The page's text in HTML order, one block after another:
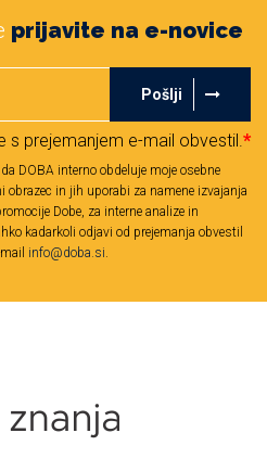
prijavite na e-novice
Pošlji
s prejemanjem e-mail obvestil.*
DOBA interno obdeluje moje osebne
in jih uporabi za namene izvajanja
Dobe, za interne analize in
kadarkoli odjavi od prejemanja obvestil
info@doba.si